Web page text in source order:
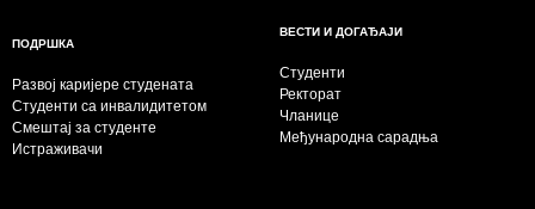
ПОДРШКА
Развој каријере студената
Студенти са инвалидитетом
Смештај за студенте
Истраживачи
ВЕСТИ И ДОГАЂАЈИ
Студенти
Ректорат
Чланице
Међународна сарадња